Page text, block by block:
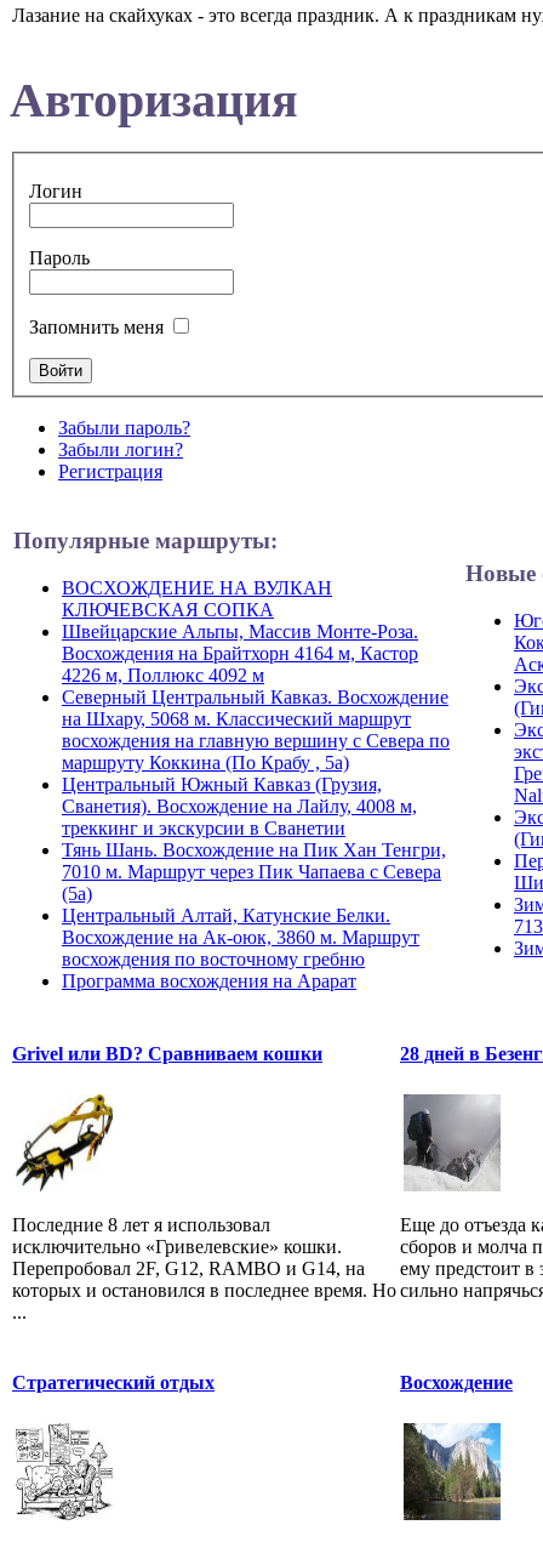
Лазание на скайхуках - это всегда праздник. А к
Авторизация
Логин
Пароль
Запомнить меня
Забыли пароль?
Забыли логин?
Регистрация
Популярные маршруты:
ВОСХОЖДЕНИЕ НА ВУЛКАН
КЛЮЧЕВСКАЯ СОПКА
Швейцарские Альпы, Массив Монте-Роза.
Восхождения на Брайтхорн 4164 м, Кастор
4226 м, Поллюкс 4092 м
Северный Центральный Кавказ. Восхождение
на Шхару, 5068 м. Классический маршрут
восхождения на главную вершину с Севера по
маршруту Коккина (По Крабу , 5а)
Центральный Южный Кавказ (Грузия,
Сванетия). Восхождение на Лайлу, 4008 м,
треккинг и экскурсии в Сванетии
Тянь Шань. Восхождение на Пик Хан Тенгри,
7010 м. Маршрут через Пик Чапаева с Севера
(5а)
Центральный Алтай, Катунские Белки.
Восхождение на Ак-оюк, 3860 м. Маршрут
восхождения по восточному гребню
Программа восхождения на Арарат
Новые
Grivel или BD? Сравниваем кошки
Последние 8 лет я использовал
исключительно «Гривелевские» кошки.
Перепробовал 2F, G12, RAMBO и G14, на
которых и остановился в последнее время. Но
...
28 дней в
Еще до отъезда
сборов и молча
ему предстоит в
сильно
Стратегический отдых Восхождение